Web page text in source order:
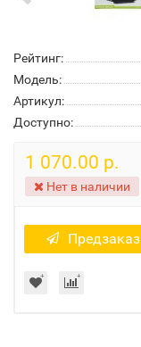
Рейтинг:
Модель:
Артикул:
Доступно:
1 070.00 р.
Нет в наличии
Предзаказ